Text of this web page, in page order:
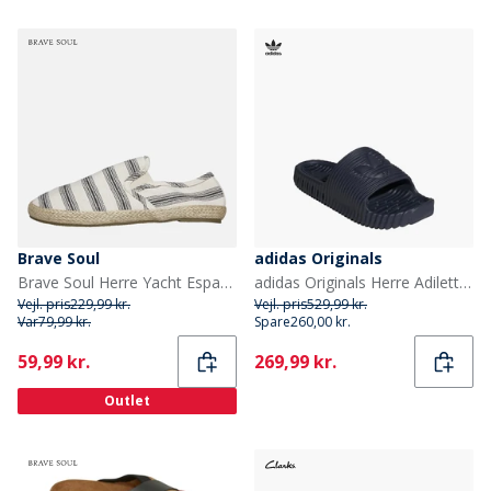
Brave Soul
Brave Soul Herre Yacht Espadriller Creme/Sort Stribe Cream/ Black
Vejl. pris229,99 kr.
Var79,99 kr.
Current
59,99 kr.
Outlet
adidas Originals
adidas Originals Herre Adilette 25 Sandaler Shadow Navy/Shadow Navy/Legend Ink
Vejl. pris529,99 kr.
Spare260,00 kr.
Current
269,99 kr.